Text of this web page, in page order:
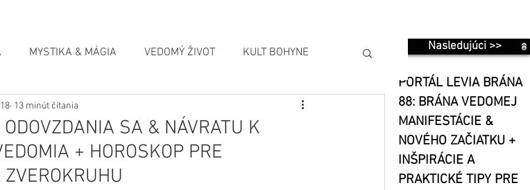
Nasledujúci >>
PORTÁL LEVIA BRÁNA
88: BRÁNA VEDOMEJ
MANIFESTÁCIE &
NOVÉHO ZAČIATKU +
INŠPIRÁCIE A
PRAKTICKÉ TIPY PRE
MYSTIKA & MÁGIA VEDOMÝ ŽIVOT KULT BOHYNE
SA & NÁVRATU K
+ HOROSKOP PRE
13 minút čítania